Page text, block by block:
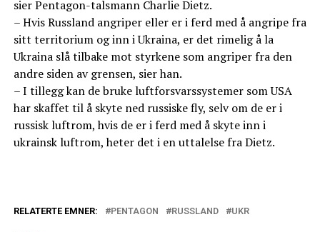
sier Pentagon-talsmann Charlie Dietz.
– Hvis Russland angriper eller er i ferd med å angripe fra
sitt territorium og inn i Ukraina, er det rimelig å la
Ukraina slå tilbake mot styrkene som angriper fra den
andre siden av grensen, sier han.
– I tillegg kan de bruke luftforsvarssystemer som USA
har skaffet til å skyte ned russiske fly, selv om de er i
russisk luftrom, hvis de er i ferd med å skyte inn i
ukrainsk luftrom, heter det i en uttalelse fra Dietz.
RELATERTE EMNER: PENTAGON RUSSLAND UKR